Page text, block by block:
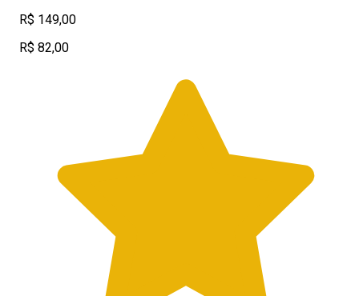
R$ 149,00
R$ 82,00